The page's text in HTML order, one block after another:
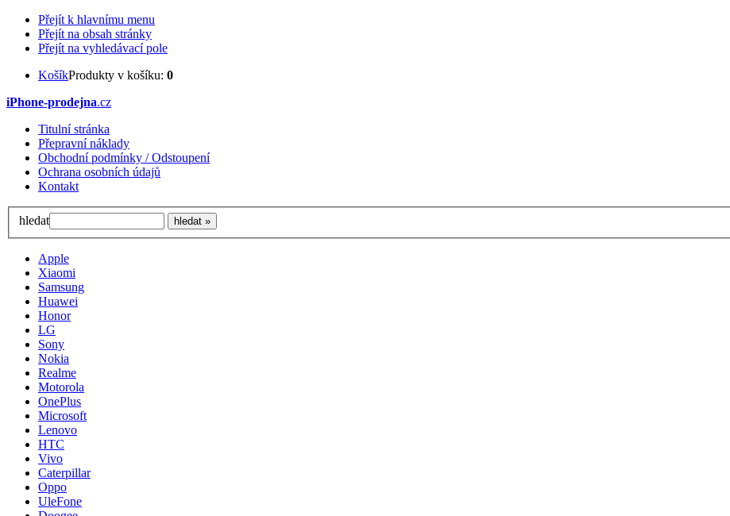
Přejít k hlavnímu menu
Přejít na obsah stránky
Přejít na vyhledávací pole
KošíkProdukty v košíku: 0
iPhone-prodejna.cz
Titulní stránka
Přepravní náklady
Obchodní podmínky / Odstoupení
Ochrana osobních údajů
Kontakt
hledat
Apple
Xiaomi
Samsung
Huawei
Honor
LG
Sony
Nokia
Realme
Motorola
OnePlus
Microsoft
Lenovo
HTC
Vivo
Caterpillar
Oppo
UleFone